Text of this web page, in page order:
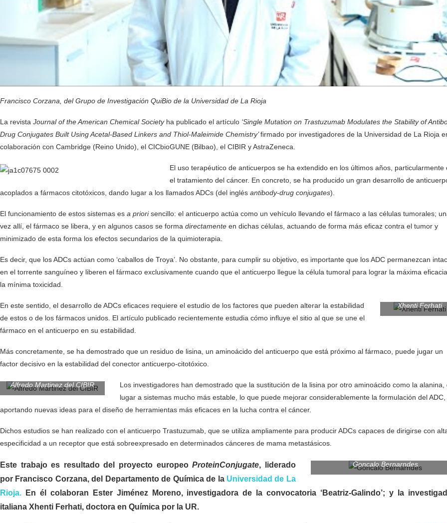
Francisco Corzana, del Grupo de Investigación QuiBio de la Universidad de La Rioja
La revista Journal of the American Chemical Societyha publicado el artículo ‘Single Mutation on Trastuzumab Modulates the Stability of
Drug Conjugates Built Using Acetal-Based Linkers and Thiol-Maleimide Chemistry’firmado por investigadores de la Universidad de La Rioja
colaboración con Cambridge (Reino Unido), el CICbioGUNE (Bilbao), el CIBIR y AstraZeneca.
El uso terapéutico de anticuerpos se ha extendido en los últimos años, particularmente
el tratamiento del cáncer. En concreto, se ha producido un gran desarrollo de
acoplados a fármacos citotóxicos, dando lugar a los llamados ADCs (del inglés antibody-drug conjugates).
El funcionamiento de estos sistemas es a priorisencillo: el anticuerpo actúa como un vehículo llevando el fármaco a las células tumorales;
vez allí, el fármaco se libera, y en algunos casos se forma directamente en dichas células, actuando de forma más eficaz contra el tumor y
minimizado de esta forma los efectos secundarios de la quimioterapia.
Es decir, que los ADCs actúan como ‘caballos de Troya’. No obstante, para cumplir su objetivo, es importante que los ADC permanezcan
en el torrente sanguíneo y liberen el fármaco exclusivamente cuando que el anticuerpo llegue la célula tumoral para lograr la máxima
la mínima toxicidad.
Xhenti Ferhati
En este sentido, el desarrollo de ADCs eficaces requiere el estudio de los factores que pueden alterar la estabilidad
de estos o de los fármacos unidos. El artículo publicado recientemente estudia cómo influye el sitio al que se une el
fármaco en el anticuerpo en su estabilidad.
Más concretamente, se ha demostrado que un residuo de lisina, un aminoácido del anticuerpo que está próximo al fármaco, puede jugar un
factor decisivo en la estabilidad del conector anticuerpo-citotóxico.
Alfredo Martinez del CIBIR
Los investigadores han demostrado que la sustitución de la lisina por otro aminoácido como la alanina,
lugar a sistemas mucho más estable, lo que puede mejorar considerablemente la formulación del ADC,
aportando nuevas ideas para el diseño de herramientas más eficaces en la lucha contra el cáncer.
Dichos estudios se han realizado con el anticuerpo Trastuzumab, que se utiliza ampliamente para producir ADCs capaces de dirigirse con
especificidad a un receptor que está sobreexpresado en determinados cánceres de mama metastásicos.
Goncalo Bernarndes
Este trabajo es resultado del proyecto europeoProteinConjugate, liderado
por Francisco Corzana, del Departamento de Química de la Universidad de La
Rioja. En él colaboran Ester Jiménez Moreno, investigadora de la convocatoria ‘Beatriz-Galindo’; y la
italiana Xhenti Ferhati, doctora en Química por la UR.